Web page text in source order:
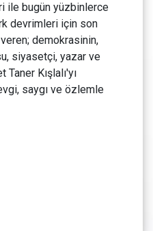
ile bugün yüzbinlerce
devrimleri için son
demokrasinin,
siyasetçi, yazar ve
Kışlalı'yı
saygı ve özlemle